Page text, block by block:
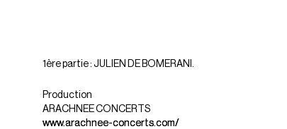
1ère partie : JULIEN DE BOMERANI.
Production
ARACHNEE CONCERTS
www.arachnee-concerts.com/